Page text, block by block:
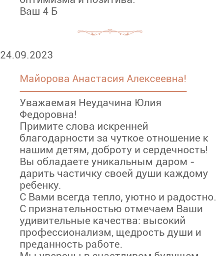
Ваш 4 Б
24.09.2023
Майорова Анастасия Алексеевна!
Уважаемая Неудачина Юлия
Федоровна!
Примите слова искренней
благодарности за чуткое отношение к
нашим детям, доброту и сердечность!
Вы обладаете уникальным даром -
дарить частичку своей души каждому
ребенку.
С Вами всегда тепло, уютно и радостно.
С признательностью отмечаем Ваши
удивительные качества: высокий
профессионализм, щедрость души и
преданность работе.